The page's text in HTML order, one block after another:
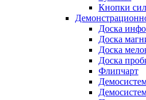
Кнопки
Доска
Доска
Доска
Доска
Флипчарт